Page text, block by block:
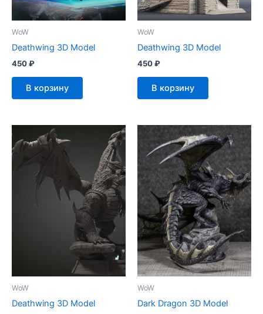
WoW
Deathwing 3D Model
450₽
В корзину
WoW
Deathwing 3D Model
450₽
В корзину
WoW
Deathwing 3D Model
WoW
Dark Dragon 3D Model